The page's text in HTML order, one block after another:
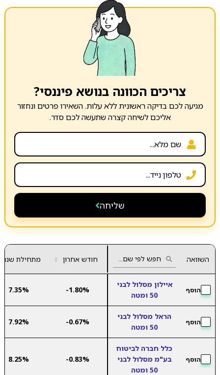
צריכים הכוונה בנושא פיננסי?
מגיעה לכם בדיקה ראשונית ללא עלות. השאירו פרטים ונחזור
אליכם לשיחה קצרה שתעשה לכם סדר.
שליחה
השוואה חודש אחרון ▲
▼ מתחילת שנה
הוסף
איילון מסלול לבני
50 ומטה
-1.80%
7.35%
הוסף
הראל מסלול לבני
50 ומטה
-0.67%
7.92%
הוסף
כלל חברה לביטוח
בע"מ מסלול לבני
50 ומטה
-0.83%
8.25%